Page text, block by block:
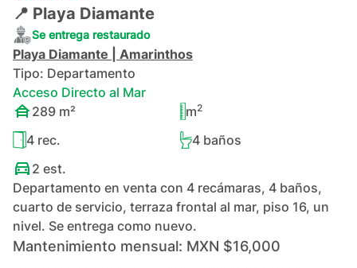
📍 Playa Diamante
Se entrega restaurado
Playa Diamante
Amarinthos
Tipo: Departamento
Acceso Directo al Mar
289 m² m2
4 rec. 4baños
2 est.
Departamento en venta con 4 recámaras, 4 baños,
cuarto de servicio, terraza frontal al mar, piso 16, un
nivel. Se entrega como nuevo.
Mantenimiento mensual: MXN $16,000